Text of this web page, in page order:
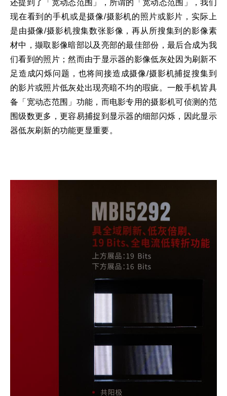
还提到了「宽动态范围」，所谓的「宽动态范围」，我们
现在看到的手机或是摄像/摄影机的照片或影片，实际上
是由摄像/摄影机搜集数张影像，再从所搜集到的影像素
材中，撷取影像暗部以及亮部的最佳部份，最后合成为我
们看到的照片；然而由于显示器的影像低灰处因为刷新不
足造成闪烁问题，也将间接造成摄像/摄影机捕捉搜集到
的影片或照片低灰处出现亮暗不均的瑕疵。一般手机皆具
备「宽动态范围」功能，而电影专用的摄影机可侦测的范
围级数更多，更容易捕捉到显示器的细部闪烁，因此显示
器低灰刷新的功能更显重要。